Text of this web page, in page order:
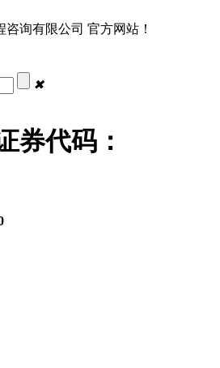
询有限公司 官方网站！
✖
券代码：